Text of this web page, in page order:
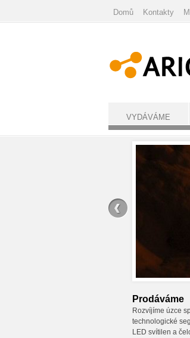
Prodáváme
Rozvíjíme úzce
technologické
LED svítilen a
Domů Kontakty
VYDÁVÁME